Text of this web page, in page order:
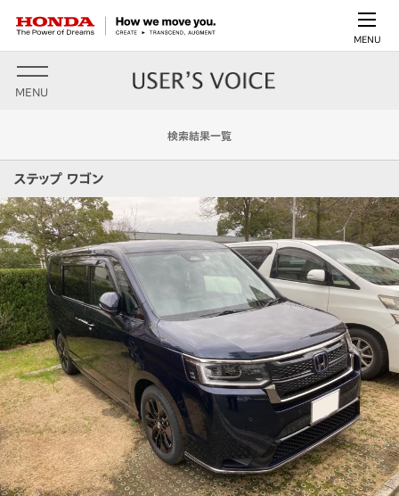
MENU
MENU
検索結果一覧
ステップ ワゴン